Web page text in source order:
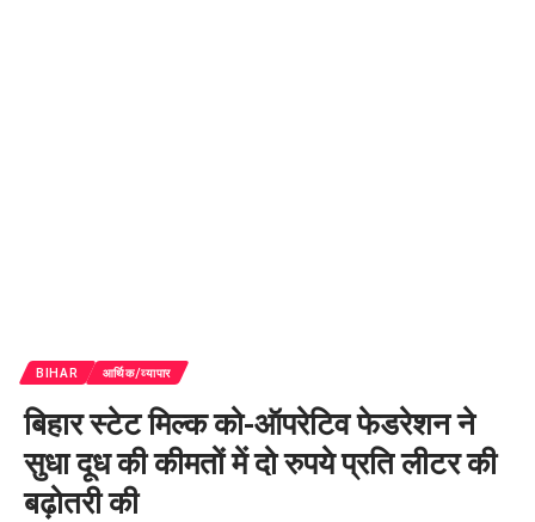
BIHAR आर्थिक/व्यापार
बिहार स्टेट मिल्क को-ऑपरेटिव फेडरेशन ने
सुधा दूध की कीमतों में दो रुपये प्रति लीटर की
बढ़ोतरी की